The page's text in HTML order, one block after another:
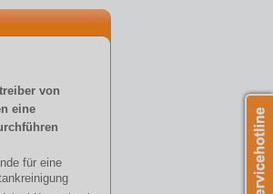
von
eine
für eine